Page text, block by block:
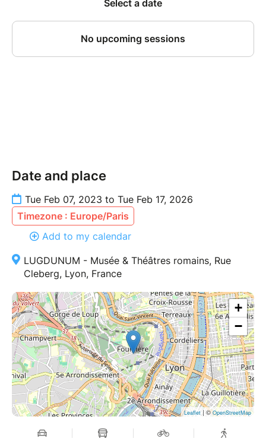
Date and place
Tue Feb 07, 2023 to Tue Feb 17, 2026
Timezone : Europe/Paris
Add to my calendar
LUGDUNUM - Musée & Théâtres romains, Rue
Cleberg, Lyon, France
+
−
Leaflet | ©OpenStreetMap